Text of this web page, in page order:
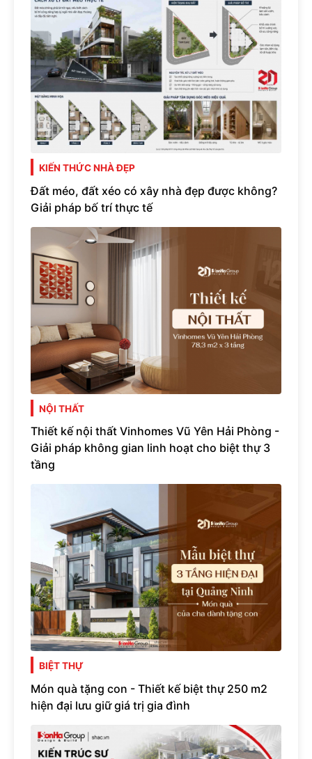
KIẾN THỨC NHÀ ĐẸP
Đất méo, đất xéo có xây nhà đẹp được không?
Giải pháp bố trí thực tế
NỘI THẤT
Thiết kế nội thất Vinhomes Vũ Yên Hải Phòng -
Giải pháp không gian linh hoạt cho biệt thự 3
tầng
BIỆT THỰ
Món quà tặng con - Thiết kế biệt thự 250 m2
hiện đại lưu giữ giá trị gia đình